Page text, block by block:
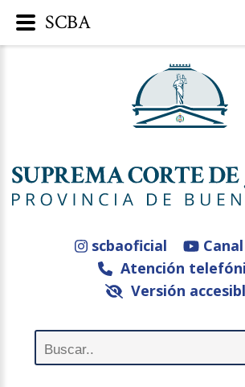
scbaoficial
Atención
Versión
SCBA